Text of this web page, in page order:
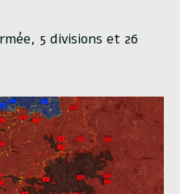
5 divisions et 26